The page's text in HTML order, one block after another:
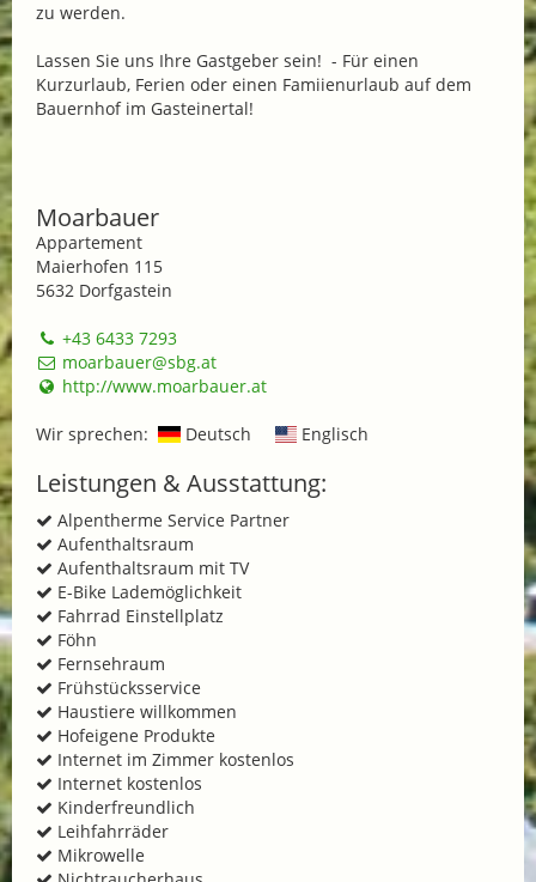
zu werden.
Lassen Sie uns Ihre Gastgeber sein! - Für einen
Kurzurlaub, Ferien oder einen Famiienurlaub auf dem
Bauernhof im Gasteinertal!
Moarbauer
Appartement
Maierhofen 115
5632 Dorfgastein
+43 6433 7293
moarbauer@sbg.at
http://www.moarbauer.at
Wir sprechen: Deutsch Englisch
Leistungen & Ausstattung:
Alpentherme Service Partner
Aufenthaltsraum
Aufenthaltsraum mit TV
E-Bike Lademöglichkeit
Fahrrad Einstellplatz
Föhn
Fernsehraum
Frühstücksservice
Haustiere willkommen
Hofeigene Produkte
Internet im Zimmer kostenlos
Internet kostenlos
Kinderfreundlich
Leihfahrräder
Mikrowelle